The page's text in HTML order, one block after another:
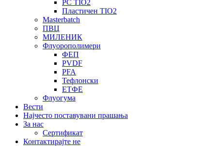
PC TIO2
Пластичен TIO2
Masterbatch
ПВЦ
МИЛЕНИК
Флуорополимери
ФЕП
PVDF
PFA
Тефлонски
ЕТФЕ
Флуогума
Вести
Најчесто поставувани прашања
За нас
Сертификат
Контактирајте не